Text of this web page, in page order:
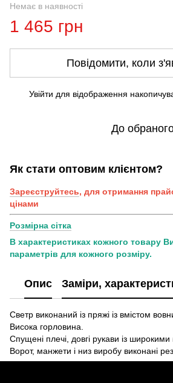
Немає в наявності
1 465 грн
Повідомити, коли
Увійти для відображення
До
Як стати оптовим клієнтом?
Зареєструйтесь, для отримання
цінами
Розмірна сітка
В характеристиках кожного товару
параметрів для кожного розміру.
Опис Заміри,
Светр виконаний із пряжі із вмістом
Висока горловина.
Спущені плечі, довгі рукави із
Ворот, манжети і низ виробу виконані